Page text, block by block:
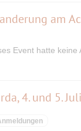
am
Event hatte keine
4. und 5.